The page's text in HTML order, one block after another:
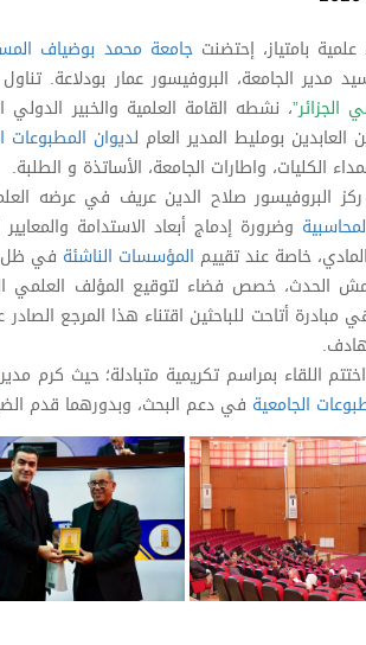
بامتياز، إحتضنتجامعة محمد بوضياف
مدير الجامعة، البروفيسور عمار بودلاعة.
الجزائر”، نشطه القامة العلمية والخبير
العابدين بومليط المدير العام لديوان المطبوعات
الكليات، واطارات الجامعة، الأساتذة و الطلبة.
البروفيسور صلاح الدين عريف في عرضه
وضرورة إدماج أبعاد الاستدامة
خاصة عند تقييم المؤسسات الناشئة في ظل
الحدث، خصص فضاء لتوقيع المؤلف العلمي
مبادرة أتاحت للباحثين اقتناء هذا المرجع
اللقاء بمراسم تكريمية متبادلة؛ حيث كرم مدير
الجامعية في دعم البحث، وبدورهما قدم